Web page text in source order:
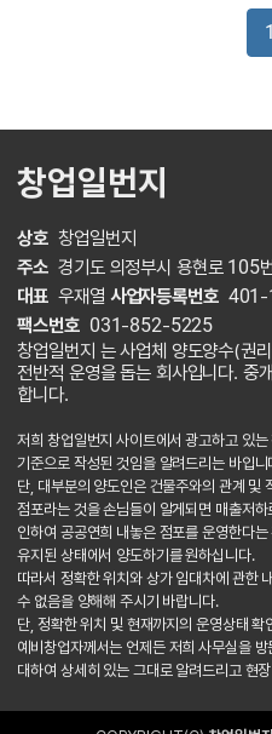
1
창업일번지
상호 창업일번지
주소 경기도 의정부시 용현로 105
대표 우재열 사업자등록번호
팩스번호 031-852-5225
창업일번지 는 사업체 양도양수(권
전반적 운영을 돕는 회사입니다. 중
합니다.
저희 창업일번지 사이트에서 광고하고 있
기준으로 작성된 것임을 알려드리는 바입니
단, 대부분의 양도인은 건물주와의 관계 및
점포라는 것을 손님들이 알게되면 매출저
인하여 공공연희 내놓은 점포를 운영한다
유지된 상태에서 양도하기를 원하십니다.
따라서 정확한 위치와 상가 임대차에 관한
수 없음을 양해해 주시기 바랍니다.
단, 정확한 위치 및 현재까지의 운영상태 확
예비창업자께서는 언제든 저희 사무실을
대하여 상세히 있는 그대로 알려드리고 현